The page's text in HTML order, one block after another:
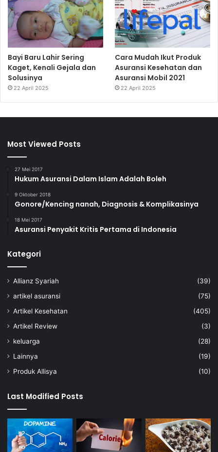
Bayi Baru Lahir Sering
Kaget, Kenali Gejala dan
Solusinya
22 April 2025
Cara Mudah Ikut Produk
Asuransi Kesehatan dan
Asuransi Mobil 2021
22 April 2025
Most Viewed Posts
27 Mei 2017
Hukum Asuransi Dalam Islam Adalah Boleh
9 Oktober 2018
Gonore/Kencing nanah, Diagnosis & Komplikasinya
18 Mei 2017
Asuransi Penyakit Kritis Pertama di Indonesia
Kategori
Allianz Syariah
(39)
artikel asuransi
(75)
Artikel Kesehatan
(405)
Artikel Review
(3)
keluarga
(28)
Lainnya
(19)
Produk Allisya
(10)
Last Modified Posts